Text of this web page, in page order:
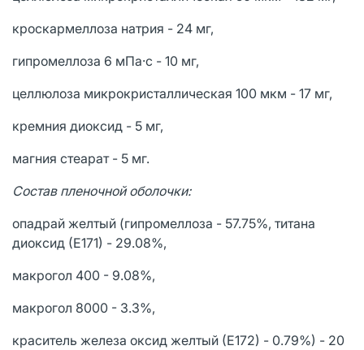
кроскармеллоза натрия - 24 мг,
гипромеллоза 6 мПа·с - 10 мг,
целлюлоза микрокристаллическая 100 мкм - 17 мг,
кремния диоксид - 5 мг,
магния стеарат - 5 мг.
Состав пленочной оболочки:
опадрай желтый (гипромеллоза - 57.75%, титана
диоксид (Е171) - 29.08%,
макрогол 400 - 9.08%,
макрогол 8000 - 3.3%,
краситель железа оксид желтый (Е172) - 0.79%) - 20